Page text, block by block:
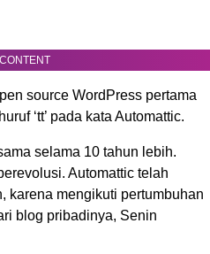
source WordPress pertama
‘tt’ pada kata Automattic.
selama 10 tahun lebih.
Automattic telah
karena mengikuti pertumbuhan
blog pribadinya, Senin